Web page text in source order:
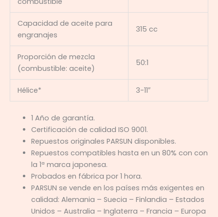
Capacidad de aceite para
engranajes
315 cc
Proporción de mezcla
(combustible: aceite)
50:1
Hélice* 3-11″
1 Año de garantía.
Certificación de calidad ISO 9001.
Repuestos originales PARSUN disponibles.
Repuestos compatibles hasta en un 80% con con
la 1ª marca japonesa.
Probados en fábrica por 1 hora.
PARSUN se vende en los países más exigentes en
calidad: Alemania – Suecia – Finlandia – Estados
Unidos – Australia – Inglaterra – Francia – Europa